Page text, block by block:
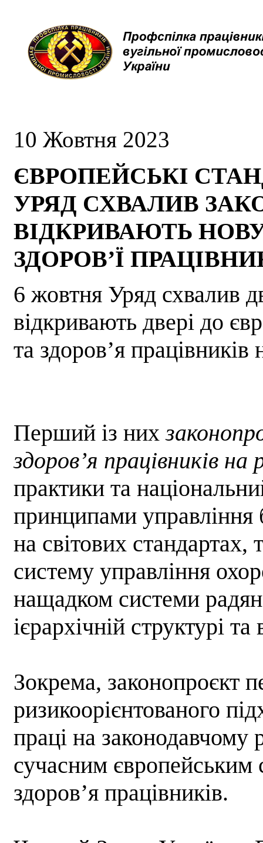
10 Жовтня 2023
ЄВРОПЕЙСЬКІ
УРЯД СХВАЛИВ
ВІДКРИВАЮТЬ
ЗДОРОВ’Ї
6 жовтня Уряд схвалив
відкривають двері до
та здоров’я
Перший із них
здоров’я працівників
практики та
принципами управління
на світових
систему управління
нащадком системи
ієрархічній структурі
Зокрема, законопроєкт
ризикоорієнтованого
праці на законодавчому
сучасним європейським
здоров’я працівників.